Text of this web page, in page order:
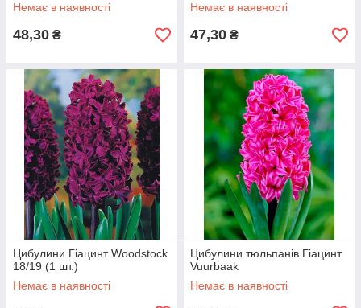
Немає в наявності
48,30 ₴
Немає в наявності
47,30 ₴
Цибулини Гіацинт Woodstock
18/19 (1 шт.)
Немає в наявності
Цибулини тюльпанів Гіацинт
Vuurbaak
Немає в наявності